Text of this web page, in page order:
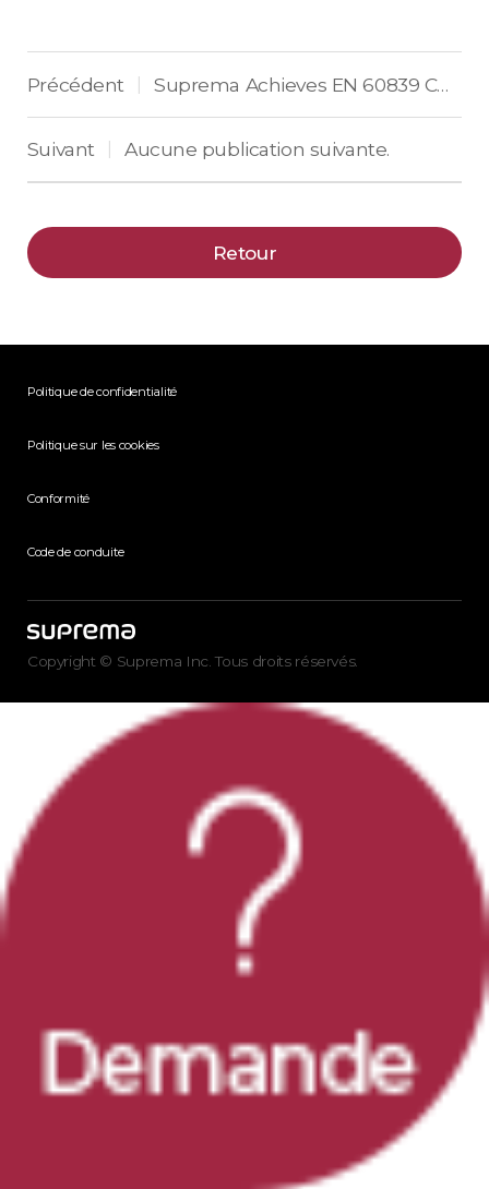
Précédent Suprema Achieves EN 60839 Certification for High-Security Access Control
Suivant Aucune publication suivante.
Retour
Politique de confidentialité
Politique sur les cookies
Conformité
Code de conduite
Copyright © Suprema Inc. Tous droits réservés.